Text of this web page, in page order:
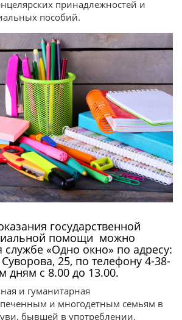
принадлежностей и
пособий.
государственной
помощи можно
службе «Одно окно» по адресу:
25, по телефону 4-38-
дням с 8.00 до 13.00.
и гуманитарная
и многодетным семьям в
бывшей в употреблении.